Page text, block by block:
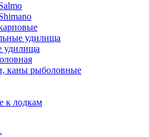
удилища
удилища
каны рыболовные
к лодкам